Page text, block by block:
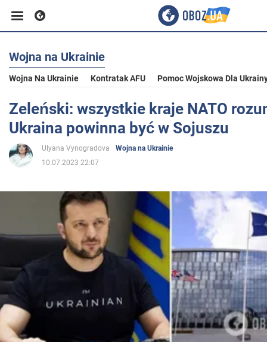
Biznes
Sport
Rozrywka
Społeczeństwo
Wojna na Ukrainie
Świat
Wojna na Ukrainie
Wojna Na Ukrainie Kontratak AFU Pomoc Wojskowa Dla
Zeleński: wszystkie kraje NATO
Ukraina powinna być w Sojuszu
Ulyana Vynogradova
Wojna na Ukrainie
10.07.2023 22:07